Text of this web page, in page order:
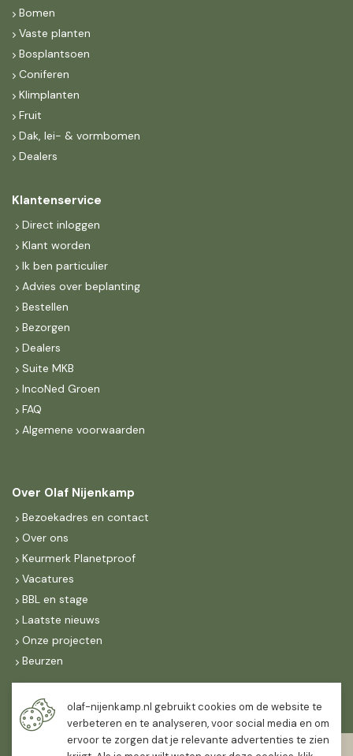
Bomen
Vaste planten
Bosplantsoen
Coniferen
Klimplanten
Fruit
Dak, lei- & vormbomen
Dealers
Klantenservice
Direct inloggen
Klant worden
Ik ben particulier
Advies over beplanting
Bestellen
Bezorgen
Dealers
Suite MKB
IncoNed Groen
FAQ
Algemene voorwaarden
Over Olaf Nijenkamp
Bezoekadres en contact
Over ons
Keurmerk Planetproof
Vacatures
BBL en stage
Laatste nieuws
Onze projecten
Beurzen
Maandag t/m vrijdag
07:30-
16:30
olaf-nijenkamp.nl gebruikt cookies om de website te
verbeteren en te analyseren, voor social media en om
ervoor te zorgen dat je relevante advertenties te zien